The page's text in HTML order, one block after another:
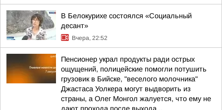
В Белокурихе состоялся «Социальный
десант»
Вчера, 22:52
Пенсионер украл продукты ради острых
ощущений, полицейские помогли потушить
грузовик в Бийске, "веселого молочника"
Джастаса Уолкера могут выдворить из
страны, а Олег Монгол жалуется, что ему не